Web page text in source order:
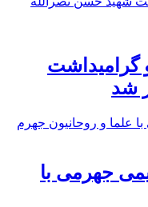
گرامیداشت
شد
جهرمی با